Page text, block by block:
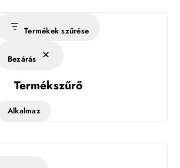
Termékek szűrése
Bezárás
Termékszűrő
Alkalmaz